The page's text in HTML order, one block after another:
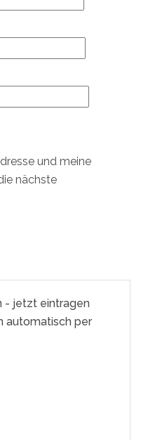
und meine
nächste
- jetzt eintragen
automatisch per